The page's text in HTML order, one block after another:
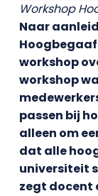
Workshop
Naar
workshop
workshop
passen bij
alleen om
dat alle
universiteit
zegt docent